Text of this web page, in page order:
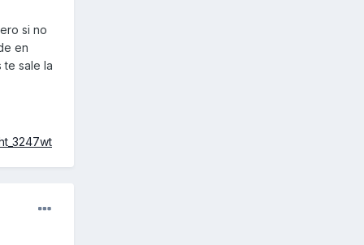
si no
en
sale la